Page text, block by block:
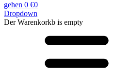
gehen 0 €0
Dropdown
Der Warenkorkb is empty